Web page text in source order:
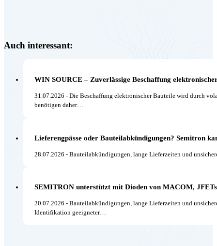
Auch interessant:
WIN SOURCE – Zuverlässige Beschaffung
31.07.2026 - Die Beschaffung elektronischer Bauteile wird durch
benötigen daher…
Lieferengpässe oder Bauteilabkündigungen? Semitron
28.07.2026 - Bauteilabkündigungen, lange Lieferzeiten und
SEMITRON unterstützt mit Dioden von MACOM,
20.07.2026 - Bauteilabkündigungen, lange Lieferzeiten und
Identifikation geeigneter…